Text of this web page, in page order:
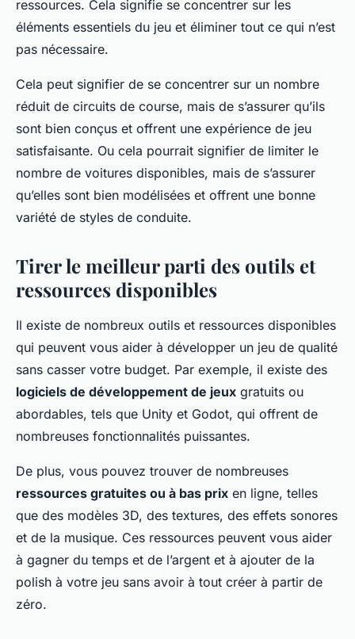
ressources. Cela signifie se concentrer sur les
éléments essentiels du jeu et éliminer tout ce qui n’est
pas nécessaire.
Cela peut signifier de se concentrer sur un nombre
réduit de circuits de course, mais de s’assurer qu’ils
sont bien conçus et offrent une expérience de jeu
satisfaisante. Ou cela pourrait signifier de limiter le
nombre de voitures disponibles, mais de s’assurer
qu’elles sont bien modélisées et offrent une bonne
variété de styles de conduite.
Tirer le meilleur parti des outils et
ressources disponibles
Il existe de nombreux outils et ressources disponibles
qui peuvent vous aider à développer un jeu de qualité
sans casser votre budget. Par exemple, il existe des
logiciels de développement de jeux gratuits ou
abordables, tels que Unity et Godot, qui offrent de
nombreuses fonctionnalités puissantes.
De plus, vous pouvez trouver de nombreuses
ressources gratuites ou à bas prix en ligne, telles
que des modèles 3D, des textures, des effets sonores
et de la musique. Ces ressources peuvent vous aider
à gagner du temps et de l’argent et à ajouter de la
polish à votre jeu sans avoir à tout créer à partir de
zéro.